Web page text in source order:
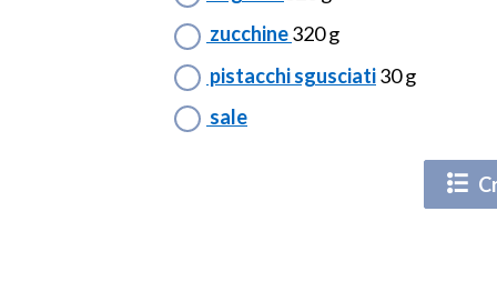
zucchine320 g
pistacchi sgusciati30 g
sale